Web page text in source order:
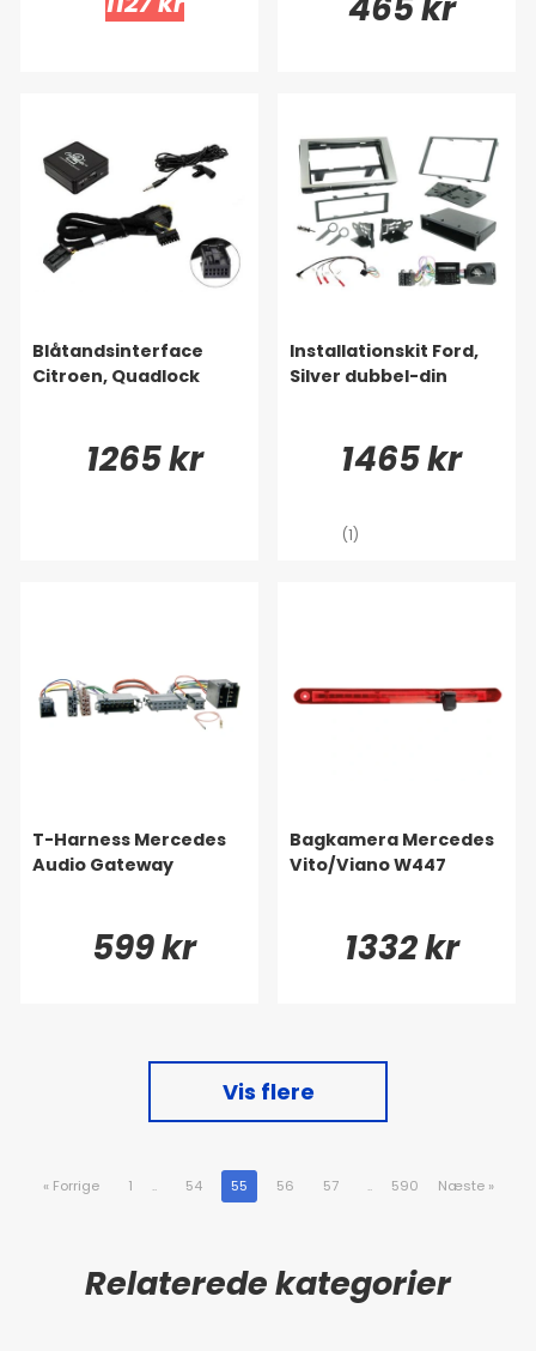
Blåtandsinterface
Citroen, Quadlock
1265 kr
Installationskit Ford,
Silver dubbel-din
1465 kr
(1)
T-Harness Mercedes
Audio Gateway
599 kr
Bagkamera Mercedes
Vito/Viano W447
1332 kr
Vis flere
« Forrige 1 .. 54 55 56 57 .. 590 Næste »